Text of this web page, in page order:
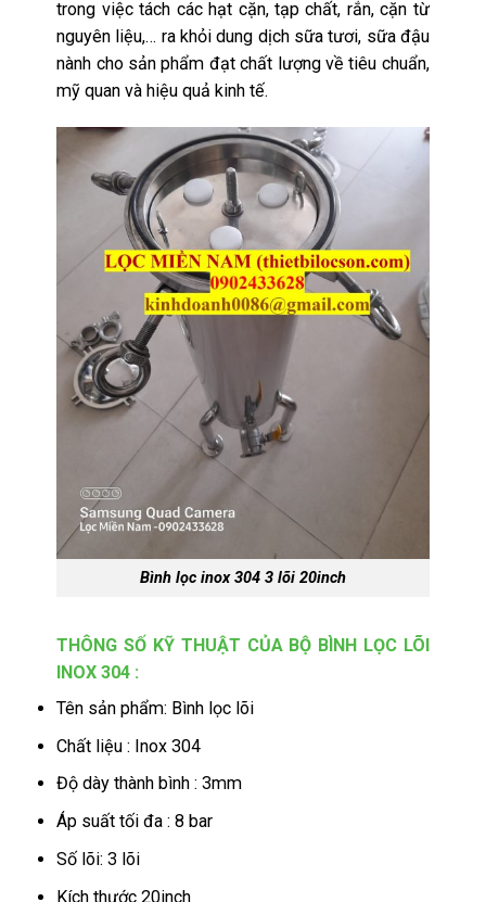
trong việc tách các hạt cặn, tạp chất, rắn, cặn từ
nguyên liệu,… ra khỏidung dịch sữa tươi, sữa đậu
nành cho sản phẩm đạt chất lượng về tiêu chuẩn,
mỹ quan và hiệu quả kinh tế.
Bình lọc inox 304 3 lõi 20inch
THÔNG SỐ KỸ THUẬT CỦA BỘ BÌNH LỌC LÕI
INOX 304 :
Tên sản phẩm: Bình lọc lõi
Chất liệu : Inox 304
Độ dày thành bình : 3mm
Áp suất tối đa : 8 bar
Số lõi: 3 lõi
Kích thước 20inch